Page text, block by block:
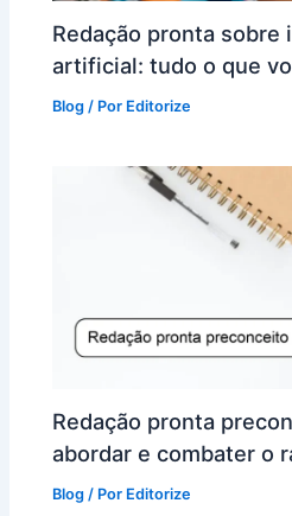
Redação pronta sobre
artificial: tudo o que
Blog / Por Editorize
Redação pronta
abordar e combater o
Blog / Por Editorize